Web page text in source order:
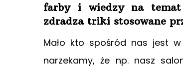
farby i wiedzy na temat
zdradza triki stosowane
Mało kto spośród nas jest
narzekamy, że np. nasz